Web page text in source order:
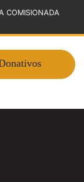
COMISIONADA